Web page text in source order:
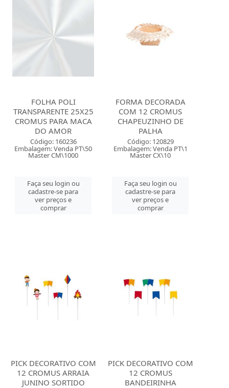
FOLHA POLI
TRANSPARENTE 25X25
CROMUS PARA MACA
DO AMOR
Código: 160236
Embalagem: Venda PT\50
Master CM\1000
Faça seu login ou
cadastre-se para
ver preços e
comprar
FORMA DECORADA
COM 12 CROMUS
CHAPEUZINHO DE
PALHA
Código: 120829
Embalagem: Venda PT\1
Master CX\10
Faça seu login ou
cadastre-se para
ver preços e
comprar
PICK DECORATIVO COM
12 CROMUS ARRAIA
JUNINO SORTIDO
PICK DECORATIVO COM
12 CROMUS
BANDEIRINHA